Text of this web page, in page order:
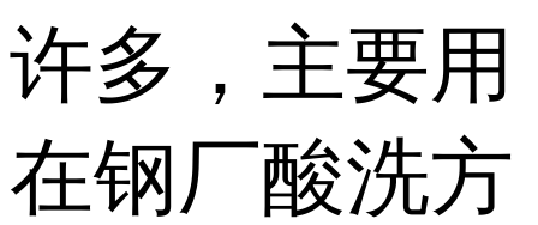
许多，主要用
在钢厂酸洗方